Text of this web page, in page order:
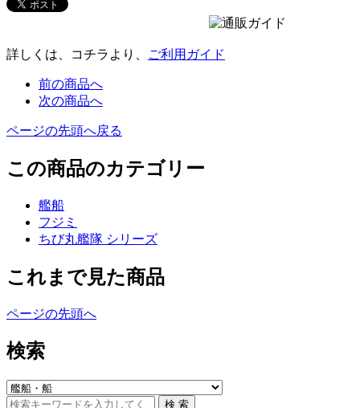
詳しくは、コチラより、 ご利用ガイド
前の商品へ
次の商品へ
ページの先頭へ戻る
この商品のカテゴリー
艦船
フジミ
ちび丸艦隊 シリーズ
これまで見た商品
ページの先頭へ
検索